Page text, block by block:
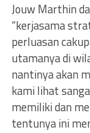
Jouw Marthin
“kerjasama
perluasan
utamanya di
nantinya akan
kami lihat
memiliki dan
tentunya ini